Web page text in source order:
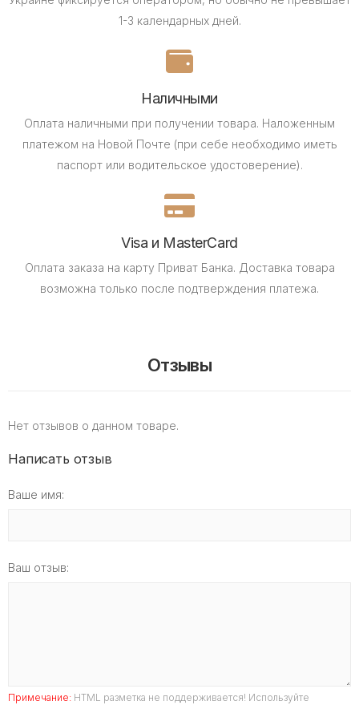
1-3 календарных дней.
Наличными
Оплата наличными при получении товара. Наложенным
платежом на Новой Почте (при себе необходимо иметь
паспорт или водительское удостоверение).
Visa и MasterCard
Оплата заказа на карту Приват Банка. Доставка товара
возможна только после подтверждения платежа.
Отзывы
Нет отзывов о данном товаре.
Написать отзыв
Ваше имя:
Ваш отзыв:
Примечание: HTML разметка не поддерживается! Используйте